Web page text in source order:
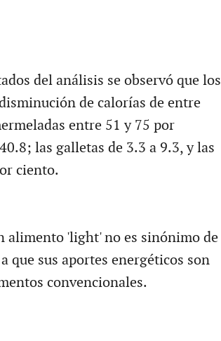
del análisis se observó que los
de calorías de entre
entre 51 y 75 por
las galletas de 3.3 a 9.3, y las
ciento.
alimento 'light' no es sinónimo de
que sus aportes energéticos son
convencionales.